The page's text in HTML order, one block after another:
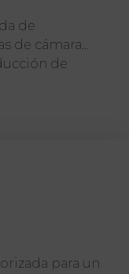
de
de cámara…
de
para un